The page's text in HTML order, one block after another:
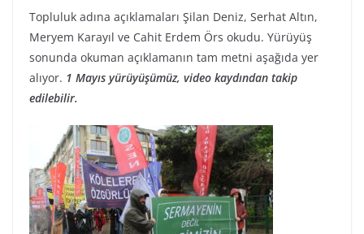
Topluluk adına açıklamaları Şilan Deniz, Serhat Altın,
Meryem Karayıl ve Cahit Erdem Örs okudu. Yürüyüş
sonunda okuman açıklamanın tam metni aşağıda yer
alıyor. 1 Mayıs yürüyüşümüz, video kaydından takip
edilebilir.